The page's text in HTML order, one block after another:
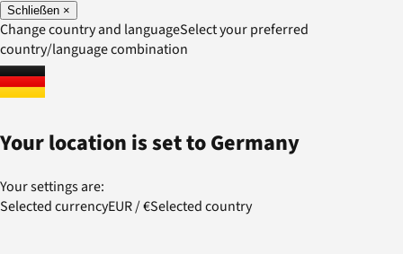
Schließen ×
Change country and languageSelect your preferred
country/language combination
Your location is set toGermany
Your settings are:
Selected currencyEUR/€Selected country